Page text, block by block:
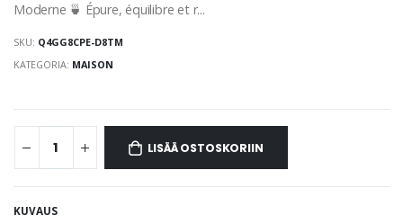
Moderne 🍵 Épure, équilibre et r...
SKU: Q4GG8CPE-D8TM
KATEGORIA: MAISON
LISÄÄ OSTOSKORIIN
KUVAUS